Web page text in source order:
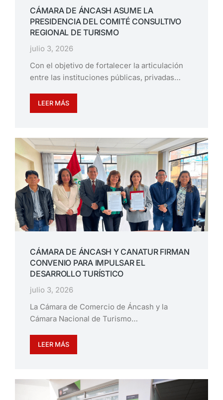
CÁMARA DE ÁNCASH ASUME LA
PRESIDENCIA DEL COMITÉ CONSULTIVO
REGIONAL DE TURISMO
julio 3, 2026
Con el objetivo de fortalecer la articulación
entre las instituciones públicas, privadas…
LEER MÁS
CÁMARA DE ÁNCASH Y CANATUR FIRMAN
CONVENIO PARA IMPULSAR EL
DESARROLLO TURÍSTICO
julio 3, 2026
La Cámara de Comercio de Áncash y la
Cámara Nacional de Turismo…
LEER MÁS